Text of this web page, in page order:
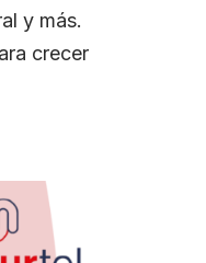
y más.
crecer